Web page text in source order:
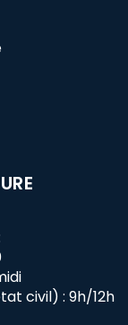
civil) : 9h/12h